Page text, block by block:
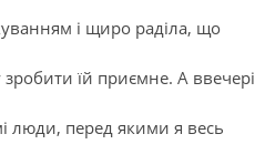
і щиро раділа, що
їй приємне. А ввечері
люди, перед якими я весь